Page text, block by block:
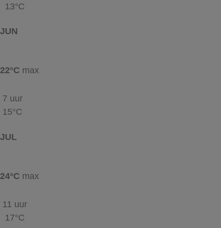
13°C
JUN
22°C max
7 uur
15°C
JUL
24°C max
11 uur
17°C